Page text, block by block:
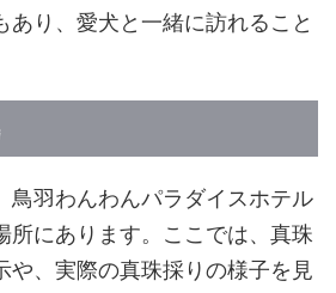
あり、愛犬と一緒に訪れること
鳥羽わんわんパラダイスホテル
所にあります。ここでは、真珠
や、実際の真珠採りの様子を見